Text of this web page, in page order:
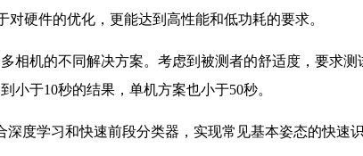
对硬件的优化，更能达到高性能和低功耗的要求。
相机的不同解决方案。考虑到被测者的舒适度，要求测
小于10秒的结果，单机方案也小于50秒。
深度学习和快速前段分类器，实现常见基本姿态的快速识